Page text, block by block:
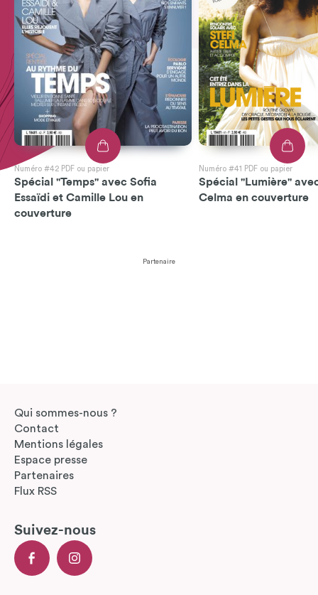
Numéro #42 PDF ou papier
Spécial "Temps" avec Sofia
Essaïdi et Camille Lou en
couverture
Numéro #41 PDF ou papier
Spécial "Lumière"
Celma en couverture
Partenaire
Qui sommes-nous ?
Contact
Mentions légales
Espace presse
Partenaires
Flux RSS
Suivez-nous